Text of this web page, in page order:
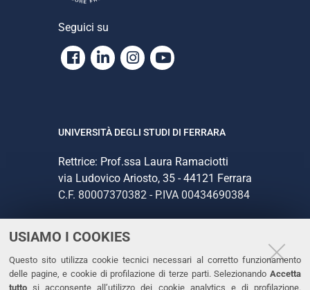
USIAMO I COOKIES
Questo sito utilizza cookie tecnici necessari al corretto funzionamento
delle pagine, e cookie di profilazione di terze parti. Selezionando Accetta
tutto si acconsente all’utilizzo dei cookie analytics e di profilazione.
Seguici su
Facebook
LinkedinInstagram
Youtube
UNIVERSITÀ DEGLI STUDI DI FERRARA
Rettrice: Prof.ssa Laura Ramaciotti
via Ludovico Ariosto, 35 - 44121 Ferrara
C.F. 80007370382 - P.IVA 00434690384
CONTATTI
Tel. +39 0532 293111
Fax. +39 0532 293031